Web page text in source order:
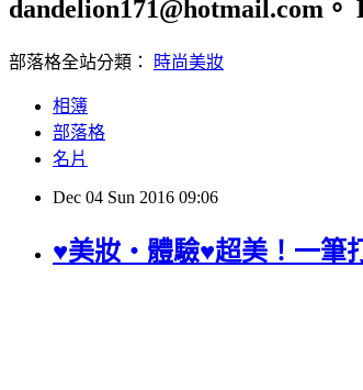
dandelion171@hotmail.com
部落格全站分類： 時尚美妝
相簿
部落格
名片
Dec 04 Sun 2016 09:06
♥美妝‧體驗♥超美！一筆